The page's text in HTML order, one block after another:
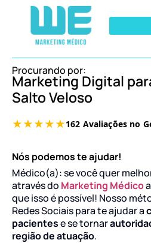
Procurando por:
Marketing Digital
Salto Veloso
Nós podemos te ajudar!
Médico(a): se você quer
através do Marketing Médico
que isso é possível! Nosso
Redes Sociais para te ajudar a
pacientese se tornar
região de atuação.